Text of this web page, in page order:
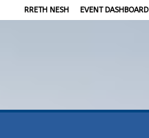
RRETH NESH EVENT DASHBOARD